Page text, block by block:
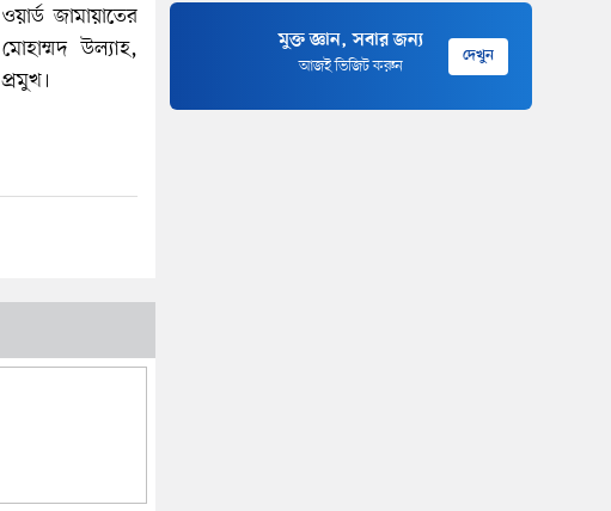
জামায়াতের
উল্যাহ,
মুক্ত জ্ঞান, সবার জন্য
আজই ভিজিট করুন দেখুন